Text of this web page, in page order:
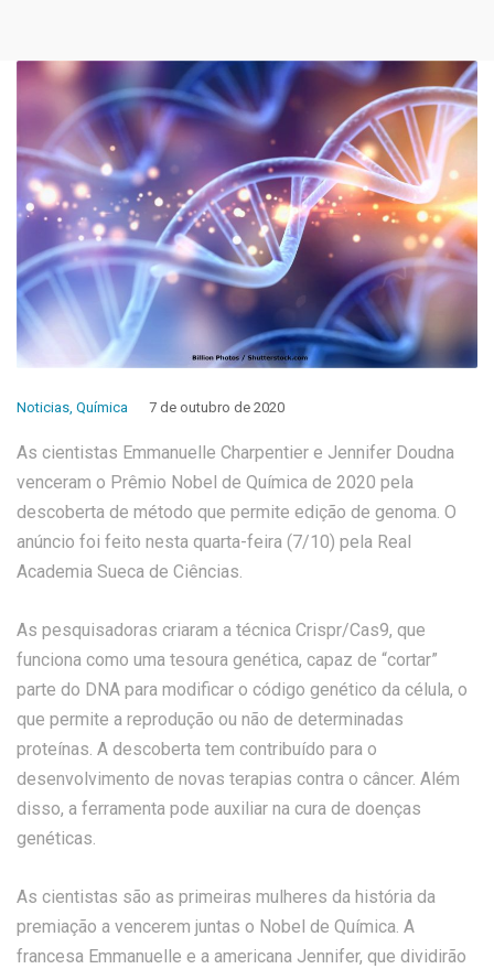
Noticias, Química 7 de outubro de 2020
As cientistas Emmanuelle Charpentier e Jennifer Doudna
venceram o Prêmio Nobel de Química de 2020 pela
descoberta de método que permite edição de genoma. O
anúncio foi feito nesta quarta-feira (7/10) pela Real
Academia Sueca de Ciências.
As pesquisadoras criaram a técnica Crispr/Cas9, que
funciona como uma tesoura genética, capaz de “cortar”
parte do DNA para modificar o código genético da célula, o
que permite a reprodução ou não de determinadas
proteínas. A descoberta tem contribuído para o
desenvolvimento de novas terapias contra o câncer. Além
disso, a ferramenta pode auxiliar na cura de doenças
genéticas.
As cientistas são as primeiras mulheres da história da
premiação a vencerem juntas o Nobel de Química. A
francesa Emmanuelle e a americana Jennifer, que dividirão